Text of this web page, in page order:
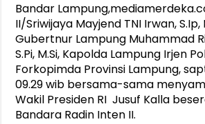
Bandar
II/Sriwijaya Mayjend TNI Irwan,
Gubertnur Lampung Muhammad
S.Pi, M.Si, Kapolda Lampung Irjen
Forkopimda Provinsi Lampung,
09.29 wib bersama-sama
Wakil Presiden RI Jusuf Kalla
Bandara Radin Inten II.